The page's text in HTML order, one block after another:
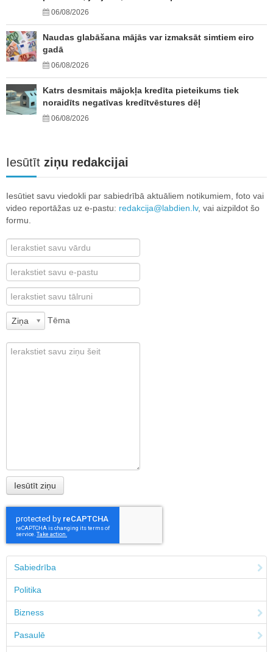
06/08/2026
Naudas glabāšana mājās var izmaksāt simtiem eiro
gadā
06/08/2026
Katrs desmitais mājokļa kredīta pieteikums tiek
noraidīts negatīvas kredītvēstures dēļ
06/08/2026
Iesūtīt ziņu redakcijai
Iesūtiet savu viedokli par sabiedrībā aktuāliem notikumiem, foto vai
video reportāžas uz e-pastu: redakcija@labdien.lv, vai aizpildot šo
formu.
Ziņa Tēma
Sabiedrība
Politika
Bizness
Pasaulē